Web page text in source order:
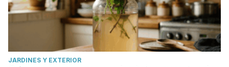
JARDINES Y EXTERIOR